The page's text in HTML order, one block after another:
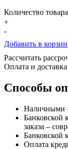
Количество
+
-
Добавить в
Рассчитать
Оплата и доставка
Способы
Наличными -
Банковской
заказа –
Банковской
Оплата